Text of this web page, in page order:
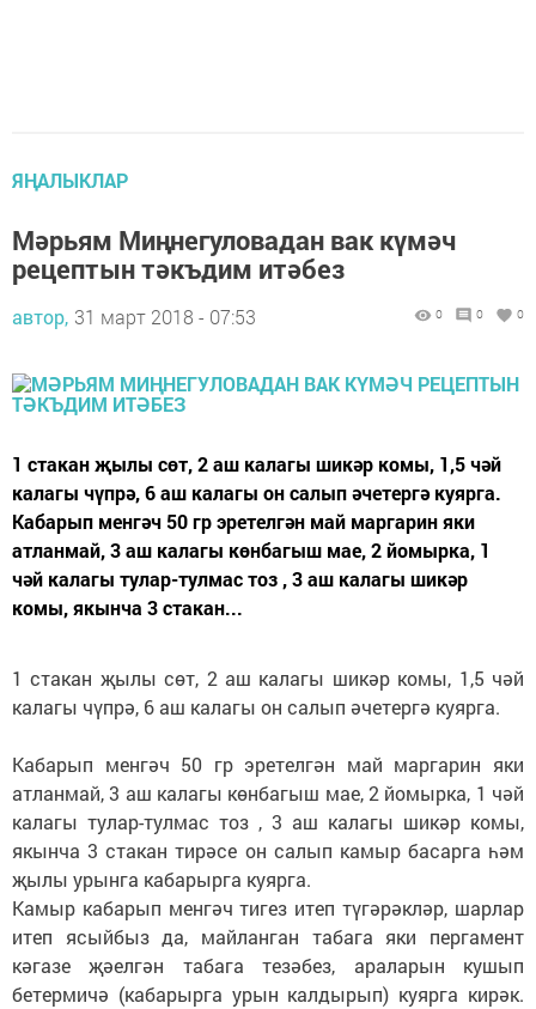
ЯҢАЛЫКЛАР
Мәрьям Миңнегуловадан вак күмәч
рецептын тәкъдим итәбез
автор, 31 март 2018 - 07:53 0 0 0
1 стакан җылы сөт, 2 аш калагы шикәр комы, 1,5 чәй
калагы чүпрә, 6 аш калагы он салып әчетергә куярга.
Кабарып менгәч 50 гр эретелгән май маргарин яки
атланмай, 3 аш калагы көнбагыш мае, 2 йомырка, 1
чәй калагы тулар-тулмас тоз , 3 аш калагы шикәр
комы, якынча 3 стакан...
1 стакан җылы сөт, 2 аш калагы шикәр комы, 1,5 чәй
калагы чүпрә, 6 аш калагы он салып әчетергә куярга.
Кабарып менгәч 50 гр эретелгән май маргарин яки
атланмай, 3 аш калагы көнбагыш мае, 2 йомырка, 1 чәй
калагы тулар-тулмас тоз , 3 аш калагы шикәр комы,
якынча 3 стакан тирәсе он салып камыр басарга һәм
җылы урынга кабарырга куярга.
Камыр кабарып менгәч тигез итеп түгәрәкләр, шарлар
итеп ясыйбыз да, майланган табага яки пергамент
кәгазе җәелгән табага тезәбез, араларын кушып
бетермичә (кабарырга урын калдырып) куярга кирәк.